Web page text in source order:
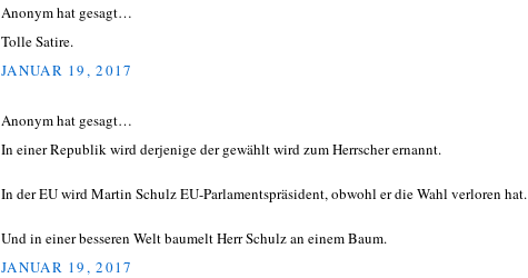
Anonym hat gesagt…
Tolle Satire.
JANUAR 19, 2017
Anonym hat gesagt…
In einer Republik wird derjenige der gewählt wird zum Herrscher ernannt.
In der EU wird Martin Schulz EU-Parlamentspräsident, obwohl er die Wahl verloren hat.
Und in einer besseren Welt baumelt Herr Schulz an einem Baum.
JANUAR 19, 2017